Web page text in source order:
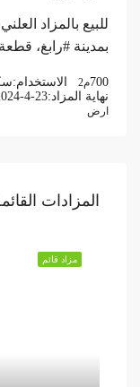
للبيع بالمزاد
بمدينة #رابغ،
700م2 الاستخدام:
نهاية المزاد:4-23
ارض
المزادات
مزاد قائم